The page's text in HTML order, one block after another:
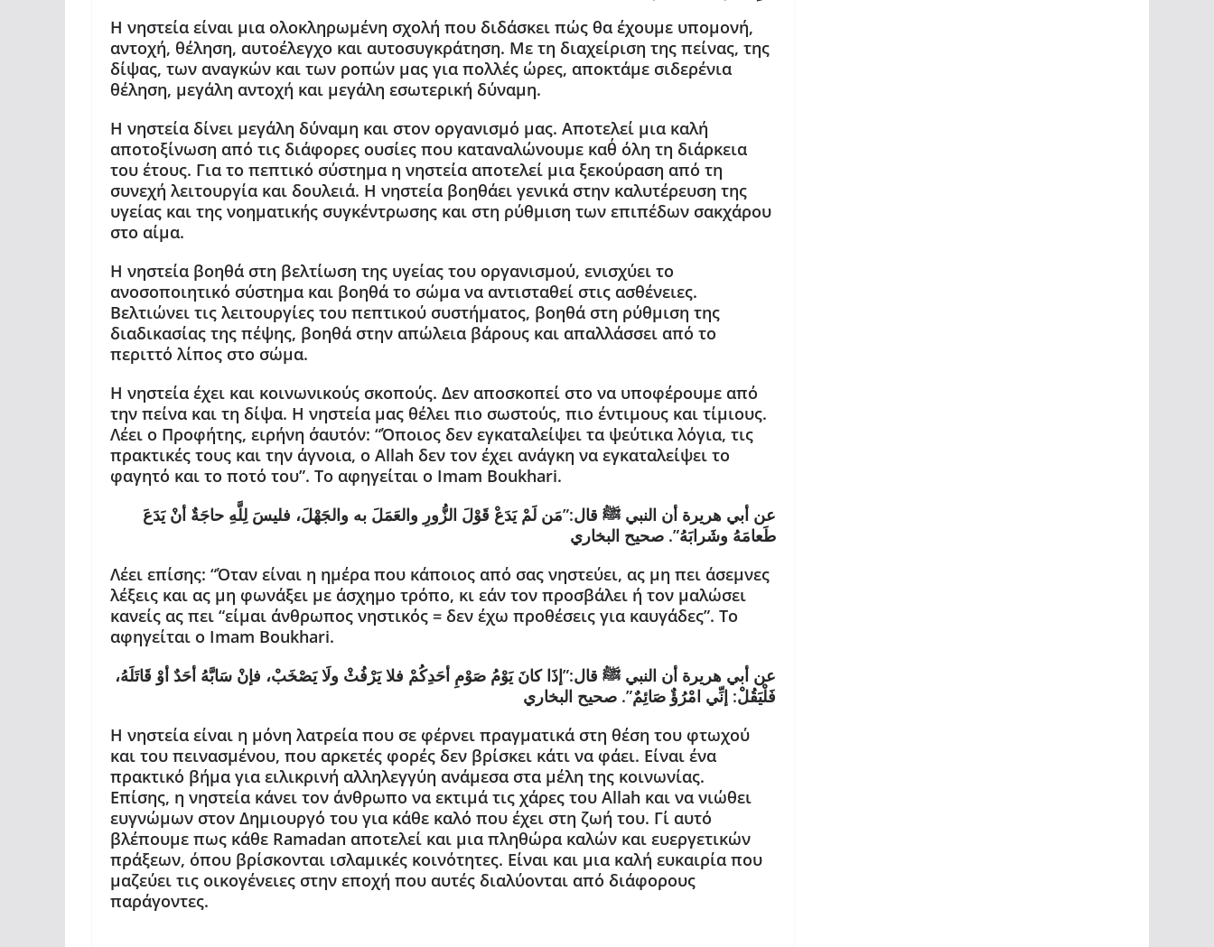
Η νηστεία είναι μια ολοκληρωμένη σχολή που διδάσκει πώς θα έχουμε υπομονή,
αντοχή, θέληση, αυτοέλεγχο και αυτοσυγκράτηση. Με τη διαχείριση της πείνας, της
δίψας, των αναγκών και των ροπών μας για πολλές ώρες, αποκτάμε σιδερένια
θέληση, μεγάλη αντοχή και μεγάλη εσωτερική δύναμη.
Η νηστεία δίνει μεγάλη δύναμη και στον οργανισμό μας. Αποτελεί μια καλή
αποτοξίνωση από τις διάφορες ουσίες που καταναλώνουμε καθ΄ όλη τη διάρκεια
του έτους. Για το πεπτικό σύστημα η νηστεία αποτελεί μια ξεκούραση από τη
συνεχή λειτουργία και δουλειά. Η νηστεία βοηθάει γενικά στην καλυτέρευση της
υγείας και της νοηματικής συγκέντρωσης και στη ρύθμιση των επιπέδων σακχάρου
στο αίμα.
Η νηστεία βοηθά στη βελτίωση της υγείας του οργανισμού, ενισχύει το
ανοσοποιητικό σύστημα και βοηθά το σώμα να αντισταθεί στις ασθένειες.
Βελτιώνει τις λειτουργίες του πεπτικού συστήματος, βοηθά στη ρύθμιση της
διαδικασίας της πέψης, βοηθά στην απώλεια βάρους και απαλλάσσει από το
περιττό λίπος στο σώμα.
Η νηστεία έχει και κοινωνικούς σκοπούς. Δεν αποσκοπεί στο να υποφέρουμε από
την πείνα και τη δίψα. Η νηστεία μας θέλει πιο σωστούς, πιο έντιμους και τίμιους.
Λέει ο Προφήτης, ειρήνη σ΄αυτόν: “Όποιος δεν εγκαταλείψει τα ψεύτικα λόγια, τις
πρακτικές τους και την άγνοια, ο Allah δεν τον έχει ανάγκη να εγκαταλείψει το
φαγητό και το ποτό του”. Το αφηγείται ο Imam Boukhari.
عن أبي هريرة أن النبي ﷺ قال:”مَن لَمْ يَدَعْ قَوْلَ الزُّورِ والعَمَلَ به والجَهْلَ، فليسَ لِلَّهِ حاجَةٌ أنْ يَدَعَ
طَعامَهُ وشَرابَهُ”. صحيح البخاري
Λέει επίσης: “Όταν είναι η ημέρα που κάποιος από σας νηστεύει, ας μη πει άσεμνες
λέξεις και ας μη φωνάξει με άσχημο τρόπο, κι εάν τον προσβάλει ή τον μαλώσει
κανείς ας πει “είμαι άνθρωπος νηστικός = δεν έχω προθέσεις για καυγάδες”. Το
αφηγείται ο Imam Boukhari.
عن أبي هريرة أن النبي ﷺ قال:”إذَا كانَ يَوْمُ صَوْمِ أحَدِكُمْ فلا يَرْفُثْ ولَا يَصْخَبْ، فإنْ سَابَّهُ أحَدٌ أوْ قَاتَلَهُ،
فَلْيَقُلْ: إنِّي امْرُؤٌ صَائِمٌ”. صحيح البخاري
Η νηστεία είναι η μόνη λατρεία που σε φέρνει πραγματικά στη θέση του φτωχού
και του πεινασμένου, που αρκετές φορές δεν βρίσκει κάτι να φάει. Είναι ένα
πρακτικό βήμα για ειλικρινή αλληλεγγύη ανάμεσα στα μέλη της κοινωνίας.
Επίσης, η νηστεία κάνει τον άνθρωπο να εκτιμά τις χάρες του Allah και να νιώθει
ευγνώμων στον Δημιουργό του για κάθε καλό που έχει στη ζωή του. Γι΄ αυτό
βλέπουμε πως κάθε Ramadan αποτελεί και μια πληθώρα καλών και ευεργετικών
πράξεων, όπου βρίσκονται ισλαμικές κοινότητες. Είναι και μια καλή ευκαιρία που
μαζεύει τις οικογένειες στην εποχή που αυτές διαλύονται από διάφορους
παράγοντες.